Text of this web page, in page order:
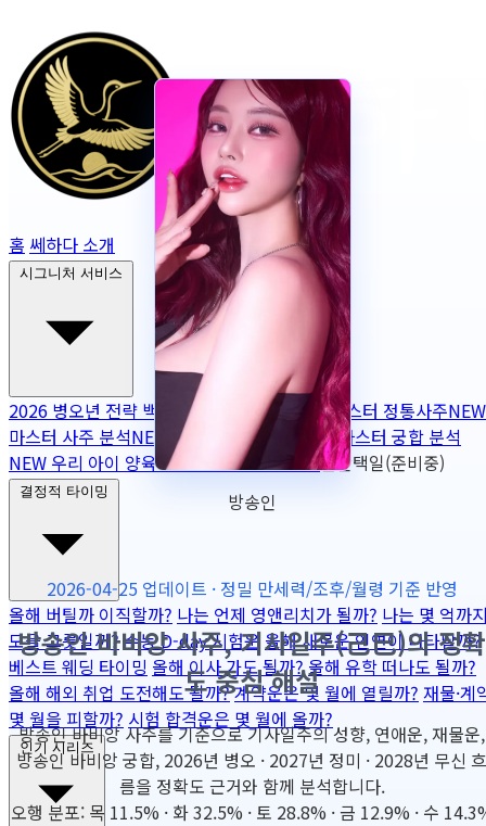
홈 쎄하다 소개
시그니처 서비스
2026 병오년 전략 백서 NEW 2026 토정비결마스터 정통사주NEW
마스터 사주 분석NEW 무보정 사주 판독 NEW마스터 궁합 분석
NEW 우리 아이 양육 궁합 NEW작명OPEN출산택일(준비중)
결정적 타이밍
올해 버틸까 이직할까? 나는 언제 영앤리치가 될까? 나는 몇 억까
모을 그릇일까?수능 D-day 시험운올해 새로운 인연이 나타날까?
베스트 웨딩 타이밍 올해 이사 가도 될까?올해 유학 떠나도 될까?
올해 해외 취업 도전해도 될까?계약운은 몇 월에 열릴까? 재물·계
몇 월을 피할까? 시험 합격운은 몇 월에 올까?
인기 시리즈
방송인
2026-04-25 업데이트 · 정밀 만세력/조후/월령 기준 반영
방송인 바비앙 사주, 기사일주(己巳)의 정확
도 중심 해설
방송인 바비앙 사주를 기준으로 기사일주의 성향, 연애운, 재물운,
방송인 바비앙 궁합, 2026년 병오 · 2027년 정미 · 2028년 무신 흐
름을 정확도 근거와 함께 분석합니다.
오행 분포: 목 11.5% · 화 32.5% · 토 28.8% · 금 12.9% · 수